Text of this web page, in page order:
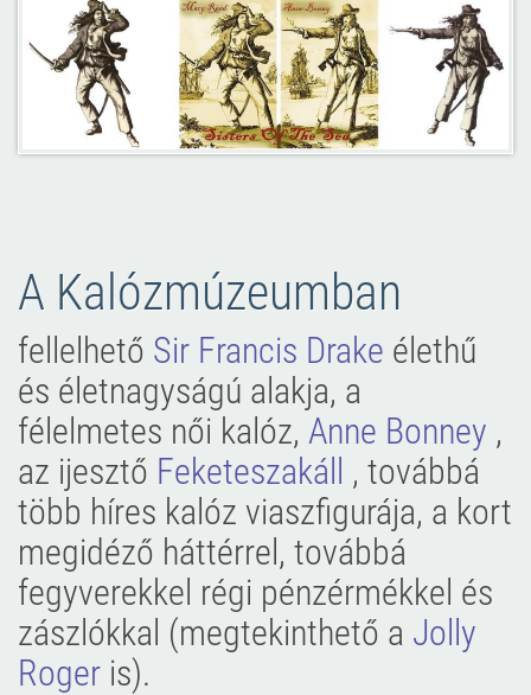
A Kalózmúzeumban
fellelhető Sir Francis Drake élethű
és életnagyságú alakja, a
félelmetes női kalóz, Anne Bonney ,
az ijesztő Feketeszakáll
, továbbá
több híres kalóz viaszfigurája, a kort
megidéző háttérrel, továbbá
fegyverekkel régi pénzérmékkel és
zászlókkal (megtekinthető a Jolly
Roger is).